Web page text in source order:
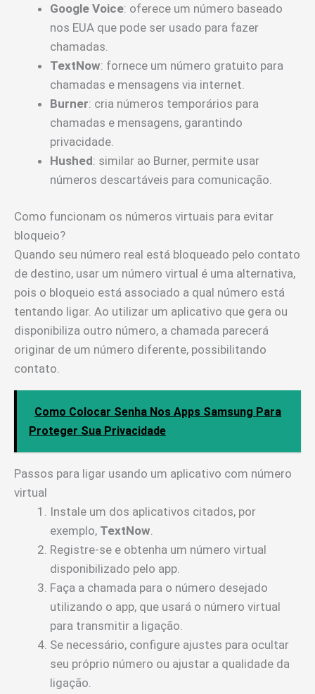
Google Voice: oferece um número baseado
nos EUA que pode ser usado para fazer
chamadas.
TextNow: fornece um número gratuito para
chamadas e mensagens via internet.
Burner: cria números temporários para
chamadas e mensagens, garantindo
privacidade.
Hushed: similar ao Burner, permite usar
números descartáveis para comunicação.
Como funcionam os números virtuais para evitar
bloqueio?
Quando seu número real está bloqueado pelo contato
de destino, usar um número virtual é uma alternativa,
pois o bloqueio está associado a qual número está
tentando ligar. Ao utilizar um aplicativo que gera ou
disponibiliza outro número, a chamada parecerá
originar de um número diferente, possibilitando
contato.
Como Colocar Senha Nos Apps Samsung Para
Proteger Sua Privacidade
Passos para ligar usando um aplicativo com número
virtual
Instale um dos aplicativos citados, por
exemplo, TextNow.
Registre-se e obtenha um número virtual
disponibilizado pelo app.
Faça a chamada para o número desejado
utilizando o app, que usará o número virtual
para transmitir a ligação.
Se necessário, configure ajustes para ocultar
seu próprio número ou ajustar a qualidade da
ligação.